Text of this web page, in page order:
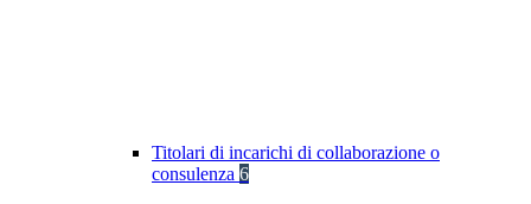
Titolari di incarichi di collaborazione o
consulenza 6